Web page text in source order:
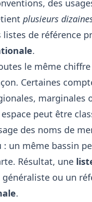
des
plusieurs
de référence
.
le même chiffre
Certaines
marginales
peut être
des noms de
: un même bassin
Résultat, une
ou un
.